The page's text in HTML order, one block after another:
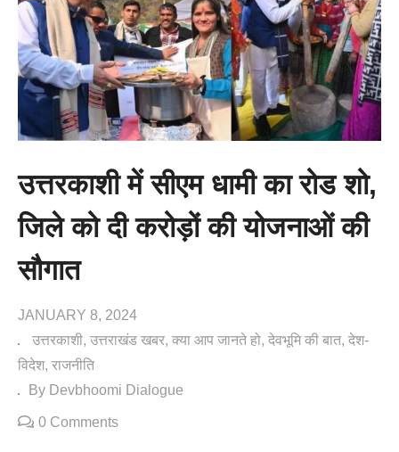
उत्तरकाशी में सीएम धामी का रोड शो,
जिले को दी करोड़ों की योजनाओं की
सौगात
JANUARY 8, 2024
उत्तरकाशी उत्तराखंड खबर क्या आप जानते हो देवभूमि की बात देश-
विदेश राजनीति
By Devbhoomi Dialogue
0 Comments